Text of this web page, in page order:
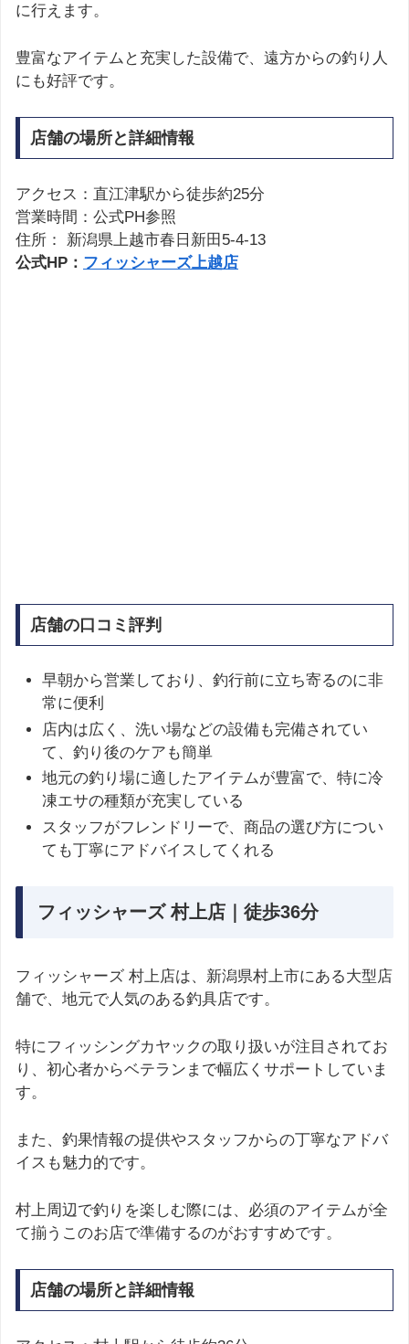
に行えます。
豊富なアイテムと充実した設備で、遠方からの釣り人
にも好評です。
店舗の場所と詳細情報
アクセス：直江津駅から徒歩約25分
営業時間：公式PH参照
住所： 新潟県上越市春日新田5-4-13
公式HP： フィッシャーズ上越店
店舗の口コミ評判
早朝から営業しており、釣行前に立ち寄るのに非
常に便利
店内は広く、洗い場などの設備も完備されてい
て、釣り後のケアも簡単
地元の釣り場に適したアイテムが豊富で、特に冷
凍エサの種類が充実している
スタッフがフレンドリーで、商品の選び方につい
ても丁寧にアドバイスしてくれる
フィッシャーズ 村上店｜徒歩36分
フィッシャーズ 村上店は、新潟県村上市にある大型店
舗で、地元で人気のある釣具店です。
特にフィッシングカヤックの取り扱いが注目されてお
り、初心者からベテランまで幅広くサポートしていま
す。
また、釣果情報の提供やスタッフからの丁寧なアドバ
イスも魅力的です。
村上周辺で釣りを楽しむ際には、必須のアイテムが全
て揃うこのお店で準備するのがおすすめです。
店舗の場所と詳細情報